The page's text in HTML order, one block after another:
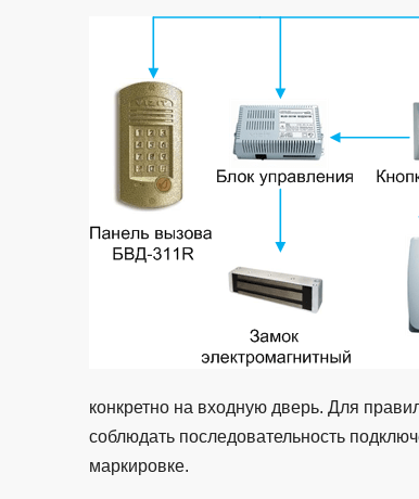
конкретно на входную дверь. Для
соблюдать последовательность
маркировке.